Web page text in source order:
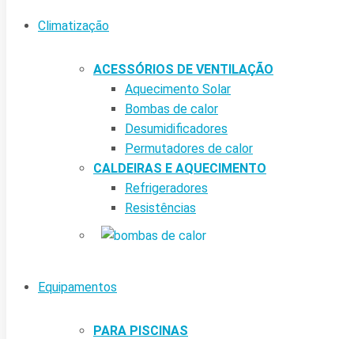
Climatização
ACESSÓRIOS DE VENTILAÇÃO
Aquecimento Solar
Bombas de calor
Desumidificadores
Permutadores de calor
CALDEIRAS E AQUECIMENTO
Refrigeradores
Resistências
Equipamentos
PARA PISCINAS